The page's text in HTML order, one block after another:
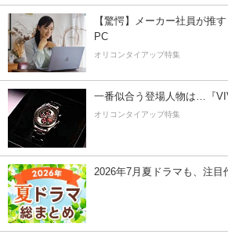
【驚愕】メーカー社員が推
PC
オリコンタイアップ特集
一番似合う登場人物は…『
オリコンタイアップ特集
2026年7月夏ドラマも、注目